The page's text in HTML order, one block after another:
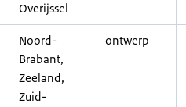
Overijssel
Noord-
Brabant,
Zeeland,
Zuid-
ontwerp